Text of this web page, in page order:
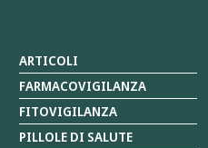
ARTICOLI
FARMACOVIGILANZA
FITOVIGILANZA
PILLOLE DI SALUTE